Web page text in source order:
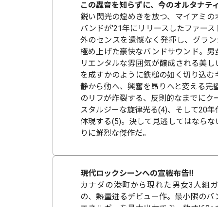
この轟音を知らずに、今のオルタナテ
鋭い閃光の煌めきを放つ、マイアミの
バンドが'21年にリリースしたファー
外のセンスを遺憾なく発揮し、グラ
極め上げた豪快なバンドサウンド。男
リエンタルな雰囲気が醸成される美
を成すかのように鉄槌の如く切り込む
静から動へ、興奮を昂りへと変える完
のリフが炸裂する、反則的なまでにク
スタルジーな旋律光る(4)、そして20
体現する(5)。決して見逃してはなら
りに鮮烈な傑作だ。
現代ロックシーンへの宣戦布告!!
カナダの港町から現れた男女3人組
の、熱量迸るデビュー作。最小限のバ